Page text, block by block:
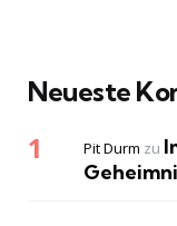
Neueste
Pit Durm zu